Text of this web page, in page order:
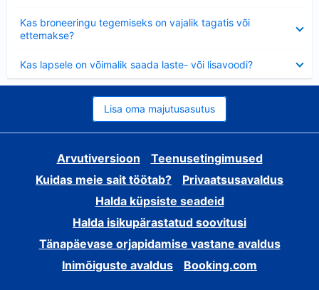
Kas broneeringu tegemiseks on vajalik tagatis või
ettemakse?
Kas lapsele on võimalik saada laste- või lisavoodi?
Lisa oma majutusasutus
Arvutiversioon
Teenusetingimused
Kuidas meie sait töötab?
Privaatsusavaldus
Halda küpsiste seadeid
Halda isikupärastatud soovitusi
Tänapäevase orjapidamise vastane avaldus
Inimõiguste avaldus
Booking.com